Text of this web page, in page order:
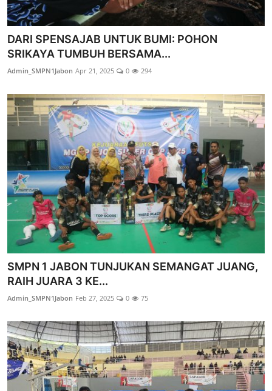
DARI SPENSAJAB UNTUK BUMI: POHON
SRIKAYA TUMBUH BERSAMA...
Admin_SMPN1Jabon Apr 21, 2025 0 294
SMPN 1 JABON TUNJUKAN SEMANGAT JUANG,
RAIH JUARA 3 KE...
Admin_SMPN1Jabon Feb 27, 2025 0 75